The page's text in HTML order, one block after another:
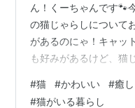
ん！くーちゃんです🐾
の猫じゃらしについて
があるのにゃ！キャッ
も好みがあるけど、猫
ど、すぐ飽きちゃうこ
#猫 #かわいい #癒し
#猫がいる暮らし